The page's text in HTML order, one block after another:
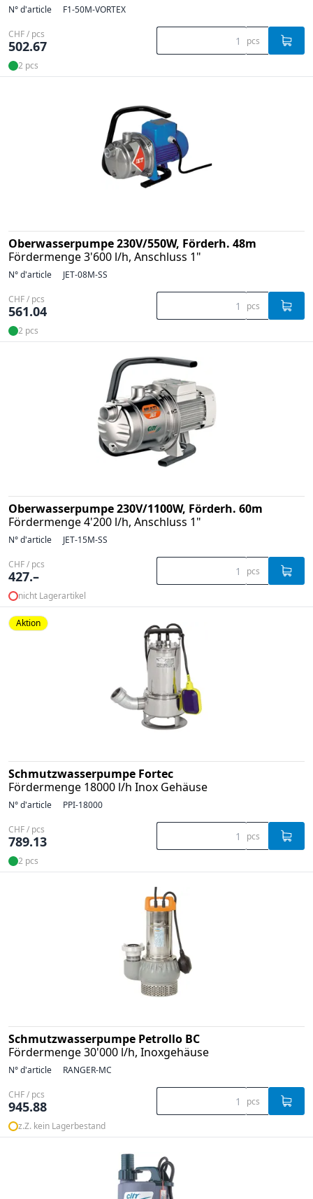
N° d'article F1-50M-VORTEX
CHF / pcs
502.67 pcs
2 pcs
Oberwasserpumpe 230V/550W, Förderh. 48m
Fördermenge 3'600 l/h, Anschluss 1"
N° d'article JET-08M-SS
CHF / pcs
561.04 pcs
2 pcs
Oberwasserpumpe 230V/1100W, Förderh. 60m
Fördermenge 4'200 l/h, Anschluss 1"
N° d'article JET-15M-SS
CHF / pcs
427.– pcs
nicht Lagerartikel
Aktion
Schmutzwasserpumpe Fortec
Fördermenge 18000 l/h Inox Gehäuse
N° d'article PPI-18000
CHF / pcs
789.13 pcs
2 pcs
Schmutzwasserpumpe Petrollo BC
Fördermenge 30'000 l/h, Inoxgehäuse
N° d'article RANGER-MC
CHF / pcs
945.88 pcs
z.Z. kein Lagerbestand